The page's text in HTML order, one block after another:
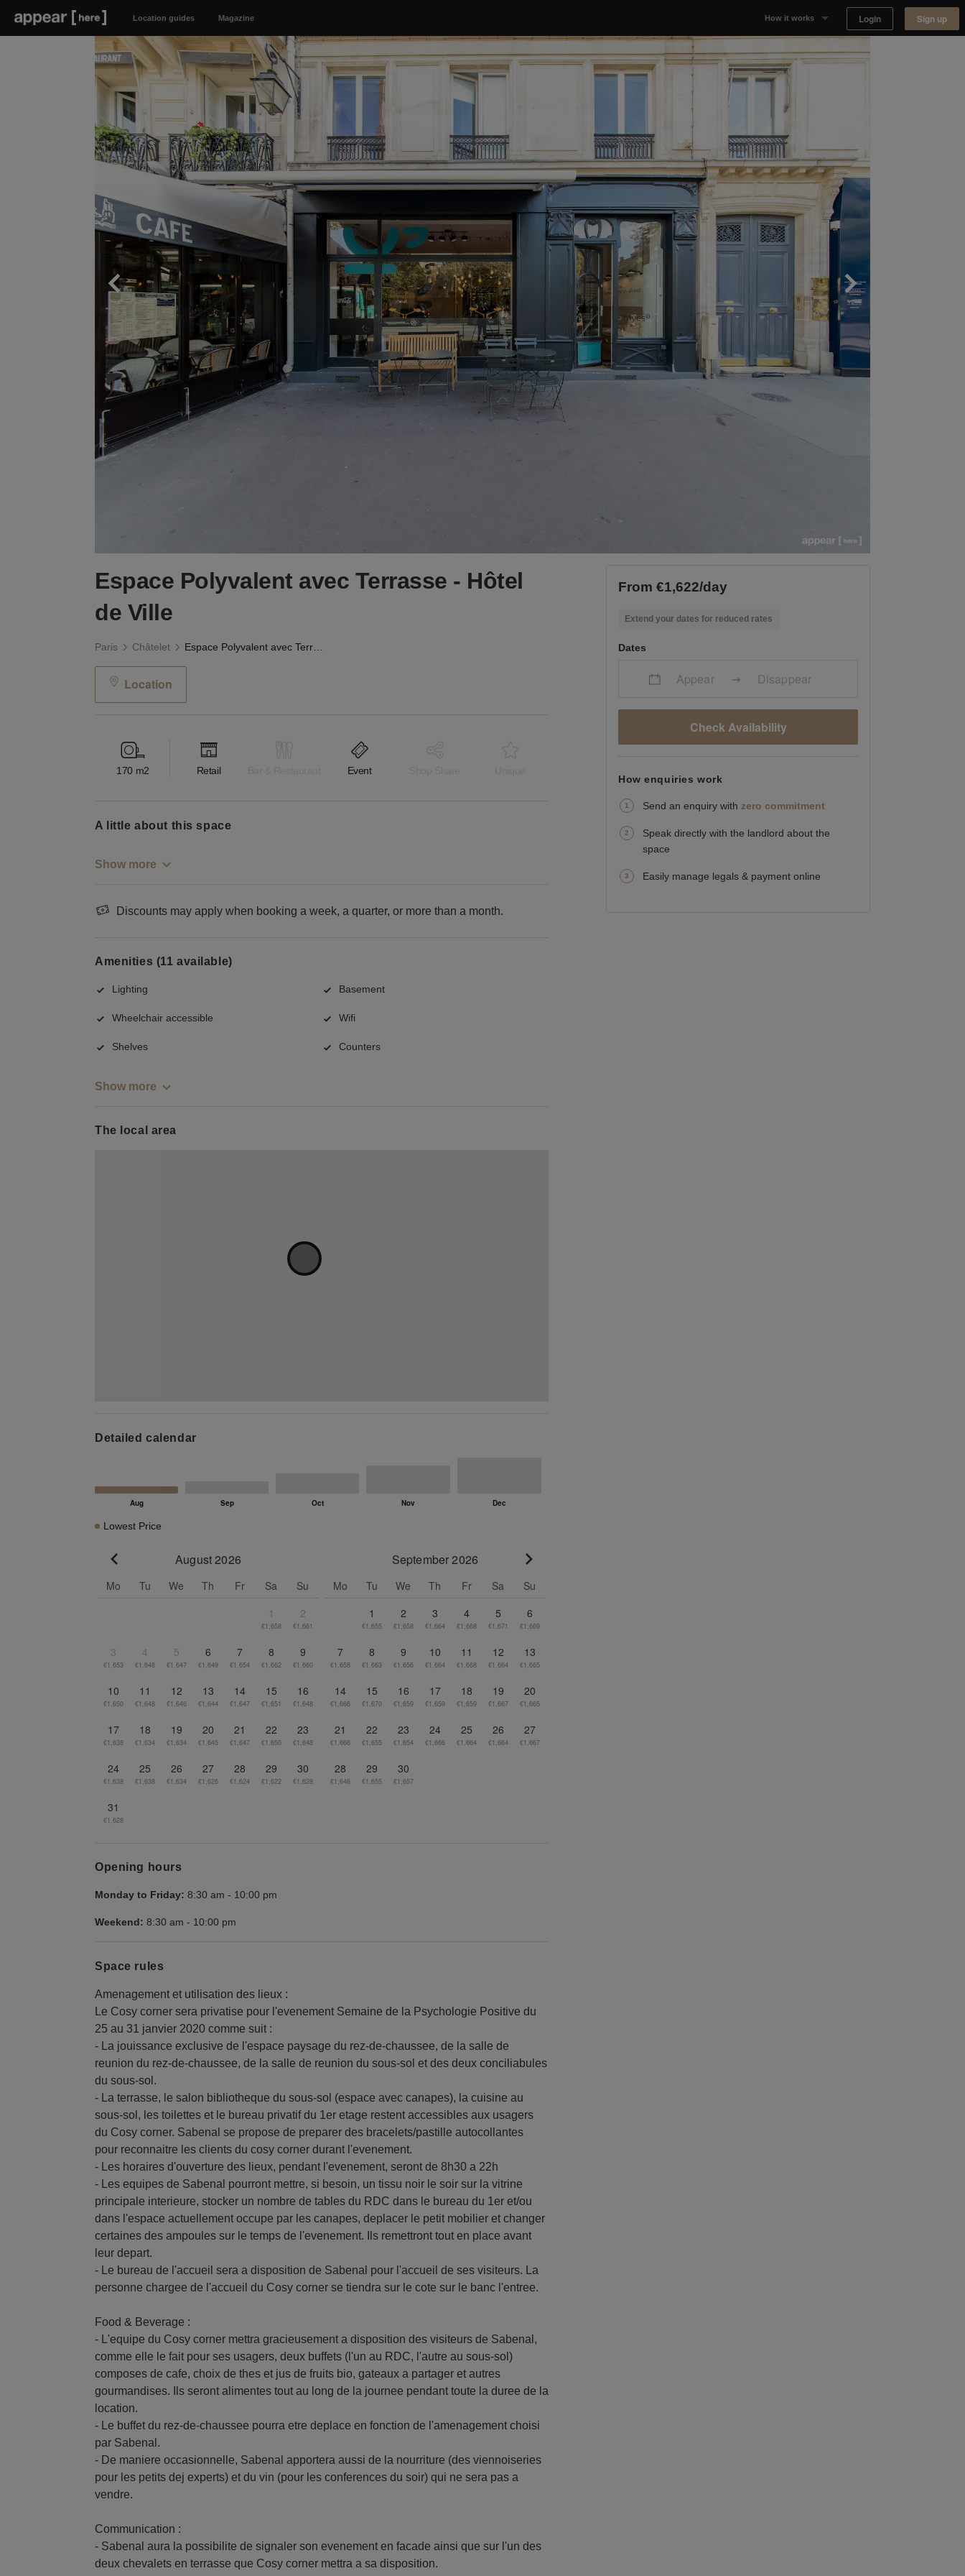
Location guides Magazine How it works
Why Appear Here
Landlord dashboards
Login Sign up
Espace Polyvalent avec Terrasse - Hôtel
de Ville
Paris Châtelet
Location
170 m2 Retail Event
a little about this space
Show more
Discounts may apply when booking a week, a quarter, or more than a month.
Amenities (11 available)
Lighting Basement
Wheelchair accessible Wifi
Shelves Counters
Show more
The local area
Detailed calendar
Lowest Price
August 2026
Mo Tu We Th Fr Sa
Su
1
€1,658
2
€1,661
3
€1,653
4
€1,648
5
€1,647
6
€1,649
7
€1,654
8
€1,662
9
€1,660
10
€1,650
11
€1,648
12
€1,646
13
€1,644
14
€1,647
15
€1,651
16
€1,648
17
€1,638
18
€1,634
19
€1,634
20
€1,645
21
€1,647
22
€1,650
23
€1,648
24
€1,638
25
€1,638
26
€1,634
27
€1,626
28
€1,624
29
€1,622
30
€1,628
31
€1,628
September 2026
Mo Tu We Th Fr Sa
Su
1
€1,655
2
€1,658
3
€1,664
4
€1,668
5
€1,671
6
€1,669
7
€1,658
8
€1,663
9
€1,656
10
€1,664
11
€1,668
12
€1,664
13
€1,665
14
€1,666
15
€1,670
16
€1,659
17
€1,659
18
€1,659
19
€1,667
20
€1,665
21
€1,666
22
€1,655
23
€1,654
24
€1,666
25
€1,664
26
€1,664
27
€1,667
28
€1,646
29
€1,655
30
€1,657
Opening hours
Monday to Friday: 8:30 am - 10:00 pm
Weekend: 8:30 am - 10:00 pm
Space rules
Amenagement et utilisation des lieux :
Le Cosy corner sera privatise pour l'evenement Semaine de la Psychologie Positive du
25 au 31 janvier 2020 comme suit :
- La jouissance exclusive de l'espace paysage du rez-de-chaussee, de la salle de
reunion du rez-de-chaussee, de la salle de reunion du sous-sol et des deux conciliabules
du sous-sol.
- La terrasse, le salon bibliotheque du sous-sol (espace avec canapes), la cuisine au
sous-sol, les toilettes et le bureau privatif du 1er etage restent accessibles aux usagers
du Cosy corner. Sabenal se propose de preparer des bracelets/pastille autocollantes
pour reconnaitre les clients du cosy corner durant l'evenement.
- Les horaires d'ouverture des lieux, pendant l'evenement, seront de 8h30 a 22h
- Les equipes de Sabenal pourront mettre, si besoin, un tissu noir le soir sur la vitrine
principale interieure, stocker un nombre de tables du RDC dans le bureau du 1er et/ou
dans l'espace actuellement occupe par les canapes, deplacer le petit mobilier et changer
certaines des ampoules sur le temps de l'evenement. Ils remettront tout en place avant
leur depart.
- Le bureau de l'accueil sera a disposition de Sabenal pour l'accueil de ses visiteurs. La
personne chargee de l'accueil du Cosy corner se tiendra sur le cote sur le banc l'entree.
Food & Beverage :
- L'equipe du Cosy corner mettra gracieusement a disposition des visiteurs de Sabenal,
comme elle le fait pour ses usagers, deux buffets (l'un au RDC, l'autre au sous-sol)
composes de cafe, choix de thes et jus de fruits bio, gateaux a partager et autres
gourmandises. Ils seront alimentes tout au long de la journee pendant toute la duree de la
location.
- Le buffet du rez-de-chaussee pourra etre deplace en fonction de l'amenagement choisi
par Sabenal.
- De maniere occasionnelle, Sabenal apportera aussi de la nourriture (des viennoiseries
pour les petits dej experts) et du vin (pour les conferences du soir) qui ne sera pas a
vendre.
Communication :
- Sabenal aura la possibilite de signaler son evenement en facade ainsi que sur l'un des
deux chevalets en terrasse que Cosy corner mettra a sa disposition.
From €1,622/day
Extend your dates for reduced rates
Dates
Appear Disappear
Check Availability
How enquiries work
Send an enquiry with zero commitment
Speak directly with the landlord about the
space
Easily manage legals & payment online